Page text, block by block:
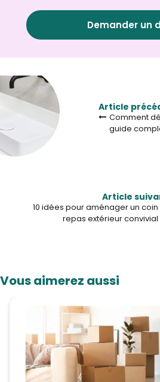
Demander un
Article
Comment
guide
Article
10 idées pour aménager un coin
repas extérieur convivial
Vous aimerez aussi